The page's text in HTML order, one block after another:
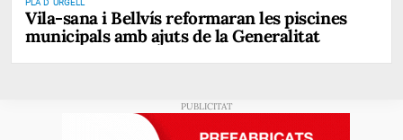
PLA D' URGELL
Vila-sana i Bellvís reformaran les piscines
municipals amb ajuts de la Generalitat